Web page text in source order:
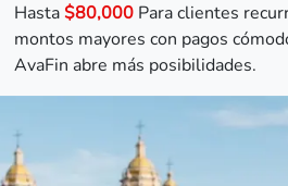
Hasta $80,000 Para clientes
montos mayores con pagos
AvaFin abre más posibilidades.